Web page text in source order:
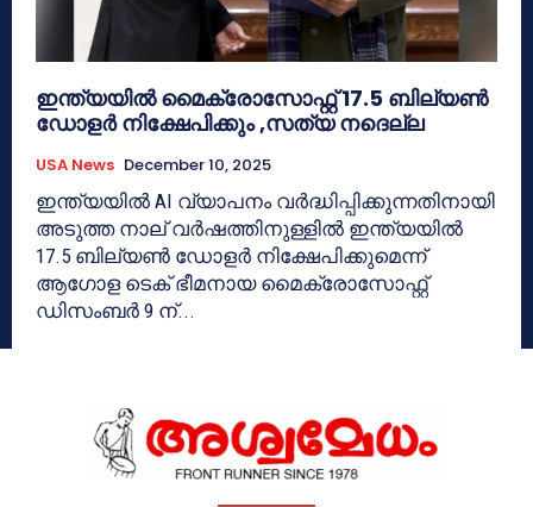
ഇന്ത്യയിൽ മൈക്രോസോഫ്റ്റ് 17.5 ബില്യൺ
ഡോളർ നിക്ഷേപിക്കും ,സത്യ നദെല്ല
USA News December 10, 2025
ഇന്ത്യയിൽ AI വ്യാപനം വർദ്ധിപ്പിക്കുന്നതിനായി
അടുത്ത നാല് വർഷത്തിനുള്ളിൽ ഇന്ത്യയിൽ
17.5 ബില്യൺ ഡോളർ നിക്ഷേപിക്കുമെന്ന്
ആഗോള ടെക് ഭീമനായ മൈക്രോസോഫ്റ്റ്
ഡിസംബർ 9 ന്...